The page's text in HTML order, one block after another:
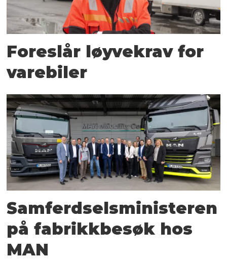
Foreslår løyvekrav for
varebiler
Samferdselsministeren
på fabrikkbesøk hos
MAN